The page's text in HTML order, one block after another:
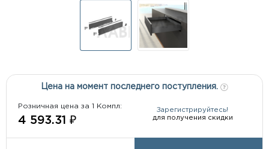
Цена на момент последнего поступления.
Розничная цена за 1 Компл:
4 593.31 ₽
Зарегистрируйтесь!
для получения скидки